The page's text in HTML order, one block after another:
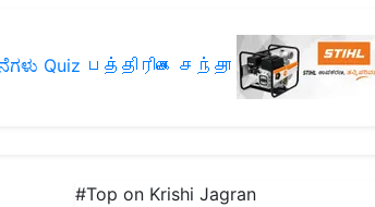
Quiz பத்திரிகை சந்தா
#Top on Krishi Jagran